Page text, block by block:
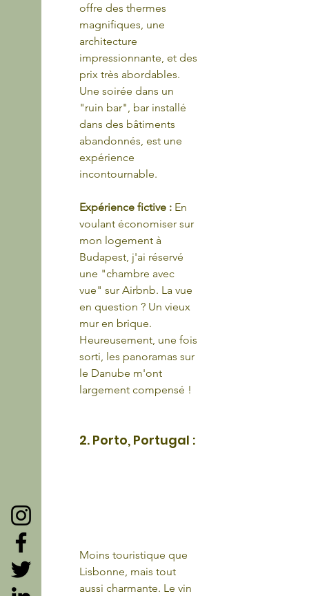
offre des thermes
magnifiques, une
architecture
impressionnante, et des
prix très abordables.
Une soirée dans un
"ruin bar", bar installé
dans des bâtiments
abandonnés, est une
expérience
incontournable.
Expérience fictive : En
voulant économiser sur
mon logement à
Budapest, j'ai réservé
une "chambre avec
vue" sur Airbnb. La vue
en question ? Un vieux
mur en brique.
Heureusement, une fois
sorti, les panoramas sur
le Danube m'ont
largement compensé !
2. Porto, Portugal :
Moins touristique que
Lisbonne, mais tout
aussi charmante. Le vin